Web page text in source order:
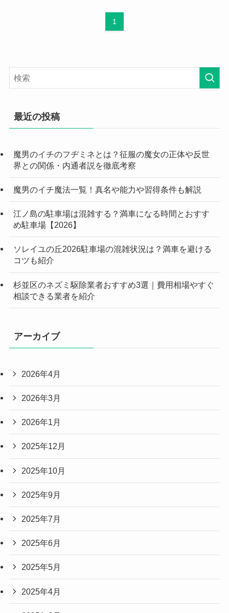
1
最近の投稿
魔男のイチのフヂミネとは？征服の魔女の正体や反世
界との関係・内通者説を徹底考察
魔男のイチ魔法一覧！真名や能力や習得条件も解説
江ノ島の駐車場は混雑する？満車になる時間とおすす
め駐車場【2026】
ソレイユの丘2026駐車場の混雑状況は？満車を避ける
コツも紹介
杉並区のネズミ駆除業者おすすめ3選｜費用相場やすぐ
相談できる業者を紹介
アーカイブ
2026年4月
2026年3月
2026年1月
2025年12月
2025年10月
2025年9月
2025年7月
2025年6月
2025年5月
2025年4月